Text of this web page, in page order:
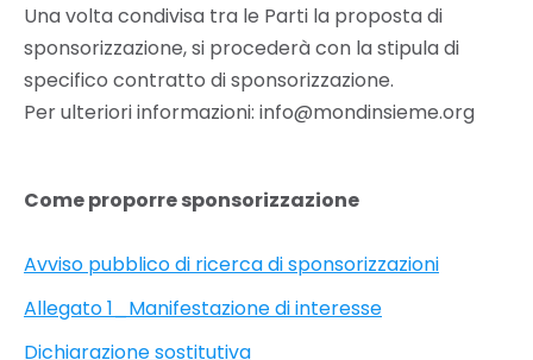
Una volta condivisa tra le Parti la proposta di
sponsorizzazione, si procederà con la stipula di
specifico contratto di sponsorizzazione.
Per ulteriori informazioni: info@mondinsieme.org
Come proporre sponsorizzazione
Avviso pubblico di ricerca di sponsorizzazioni
Allegato 1_Manifestazione di interesse
Dichiarazione sostitutiva